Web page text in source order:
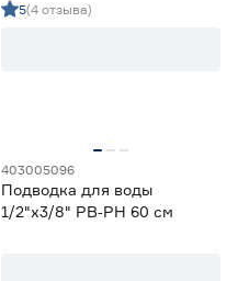
5(4 отзыва)
403005096
Подводка для воды
1/2"х3/8" РВ‑РН 60 см